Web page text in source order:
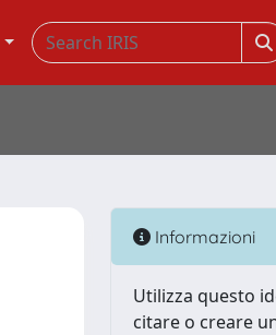
Informazioni
Utilizza questo
citare o creare